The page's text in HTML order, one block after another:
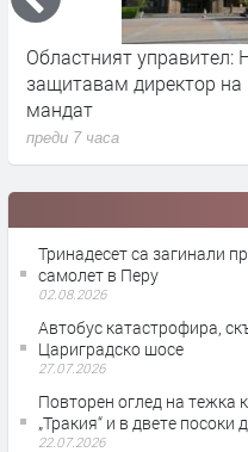
Областният
защитавам директор
мандат
преди 7 часа
Тринадесет са загинали
самолет в Перу
02.08.2026
Автобус катастрофира,
Цариградско шосе
27.07.2026
Повторен оглед на тежка
„Тракия“ и в двете посоки
22.07.2026